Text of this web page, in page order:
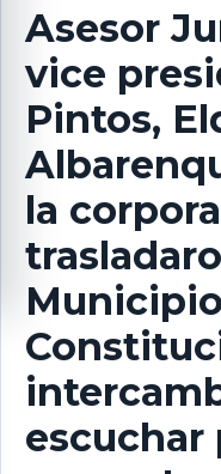
Asesor
vice
Pintos,
la
escuchar